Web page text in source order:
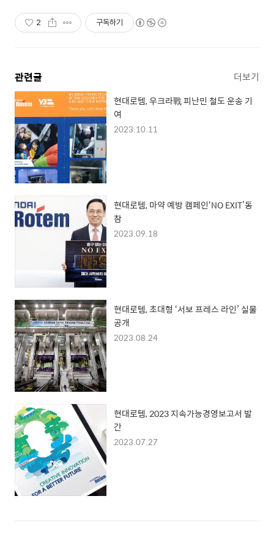
2 구독하기
관련글 더보기
현대로템, 우크라戰 피난민 철도 운송 기
여
2023.10.11
현대로템, 마약 예방 캠페인‘NO EXIT’동
참
2023.09.18
현대로템, 초대형 ‘서보 프레스 라인’ 실물
공개
2023.08.24
현대로템, 2023 지속가능경영보고서 발
간
2023.07.27